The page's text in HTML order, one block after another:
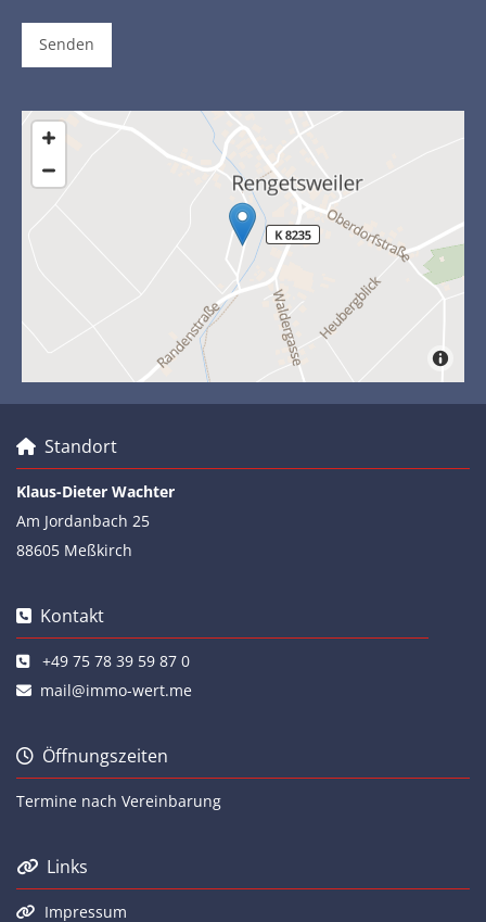
 Standort
Klaus-Dieter Wachter
Am Jordanbach 25
88605 Meßkirch
 Kontakt
 +49 75 78 39 59 87 0
 mail@immo-wert.me
 Öffnungszeiten
Termine nach Vereinbarung
 Links
 Impressum